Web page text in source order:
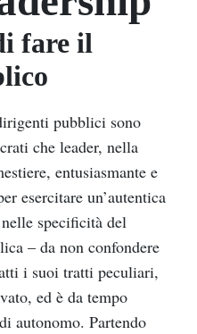
fare il
pubblici sono
che leader, nella
entusiasmante e
esercitare un’autentica
speciﬁcità del
– da non confondere
i suoi tratti peculiari,
ed è da tempo
autonomo. Partendo